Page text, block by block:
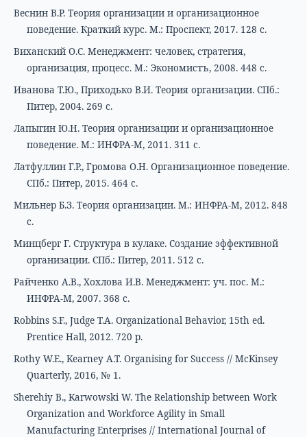
Веснин В.Р. Теория организации и организационное
поведение. Краткий курс. М.: Проспект, 2017. 128 с.
Виханский О.С. Менеджмент: человек, стратегия,
организация, процесс. М.: Экономистъ, 2008. 448 с.
Иванова Т.Ю., Приходько В.И. Теория организации. СПб.:
Питер, 2004. 269 с.
Лапыгин Ю.Н. Теория организации и организационное
поведение. М.: ИНФРА-М, 2011. 311 с.
Латфуллин Г.Р., Громова О.Н. Организационное поведение.
СПб.: Питер, 2015. 464 с.
Мильнер Б.З. Теория организации. М.: ИНФРА-М, 2012. 848
с.
Минцберг Г. Структура в кулаке. Создание эффективной
организации. СПб.: Питер, 2011. 512 с.
Райченко А.В., Хохлова И.В. Менеджмент: уч. пос. М.:
ИНФРА-М, 2007. 368 с.
Robbins S.F., Judge T.A. Organizational Behavior, 15th ed.
Prentice Hall, 2012. 720 p.
Rothy W.E., Kearney A.T. Organising for Success // McKinsey
Quarterly, 2016, № 1.
Sherehiy B., Karwowski W. The Relationship between Work
Organization and Workforce Agility in Small
Manufacturing Enterprises // International Journal of